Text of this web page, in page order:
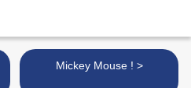
Mickey Mouse ! >